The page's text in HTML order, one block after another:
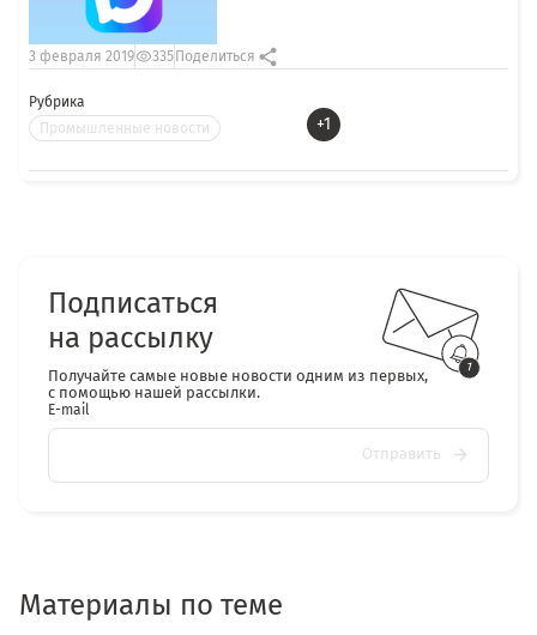
Рубрика
Промышленные новости
+1
3 февраля 2019 335 Поделиться
Подписаться
на рассылку
Получайте самые новые новости одним из первых,
с помощью нашей рассылки.
E-mail
Отправить
Материалы по теме